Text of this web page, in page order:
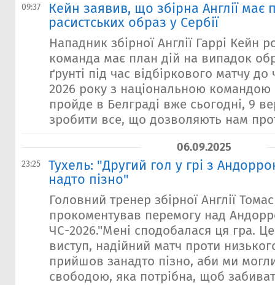
09:37
Кейн заявив, що збірна Англії має
расистських образ у Сербії
Нападник збірної Англії Гаррі Кейн
команда має план дій на випадок
ґрунті під час відбіркового матчу до
2026 року з національною командою
пройде в Белграді вже сьогодні, 9
зробити все, що дозволяють нам
06.09.2025
23:25
Тухель: "Другий гол у грі з
надто пізно"
Головний тренер збірної Англії
прокоментував перемогу над
ЧС-2026."Мені сподобалася ця гра.
виступ, надійний матч проти
прийшов занадто пізно, аби ми
свободою, яка потрібна, щоб